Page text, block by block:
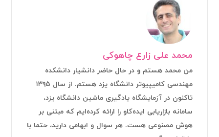
محمد علی زارع چاهوکی
من محمد هستم و در حال حاضر دانشیار دانشکده
مهندسی کامیپیوتر دانشگاه یزد هستم. از سال ۱۳۹۵
تاکنون در آزمایشگاه یادگیری ماشین دانشگاه یزد،
سامانه بازاریابی ایده‌کاو را ارائه کرده‌ایم که مبتنی بر
هوش مصنوعی هست. هر سوال و ابهامی دارید، حتما با